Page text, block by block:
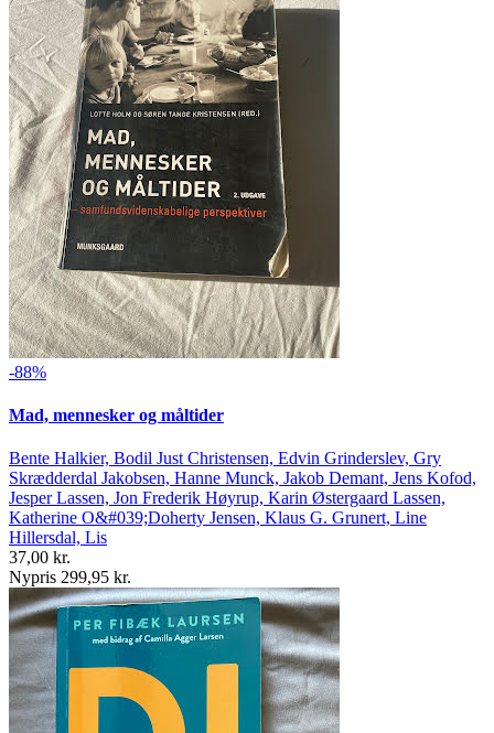
-88%
Mad, mennesker og måltider
Bente Halkier, Bodil Just Christensen, Edvin Grinderslev, Gry
Skrædderdal Jakobsen, Hanne Munck, Jakob Demant, Jens Kofod,
Jesper Lassen, Jon Frederik Høyrup, Karin Østergaard Lassen,
Katherine O&#039;Doherty Jensen, Klaus G. Grunert, Line
Hillersdal, Lis
37,00 kr.
Nypris 299,95 kr.